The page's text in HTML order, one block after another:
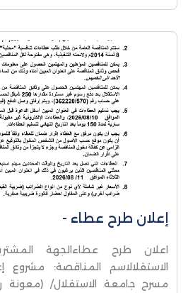
إعلان طرح عطاء -
اعلان طرح عطاءالجهة
الاستقلالاسم المناقصة: مشروع